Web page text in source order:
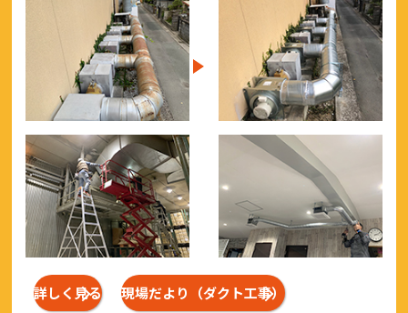
詳しく見る 現場だより（ダクト工事）